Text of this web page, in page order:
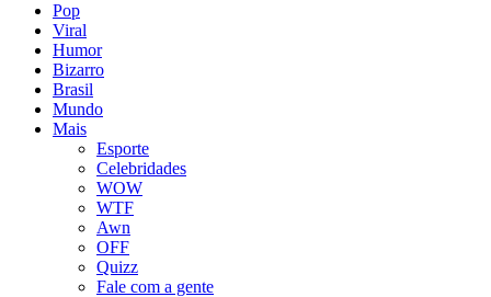
Pop
Viral
Humor
Bizarro
Brasil
Mundo
Mais
Esporte
Celebridades
WOW
WTF
Awn
OFF
Quizz
Fale com a gente